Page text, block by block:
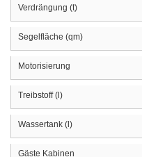
Verdrängung (t)
Segelfläche (qm)
Motorisierung
Treibstoff (l)
Wassertank (l)
Gäste Kabinen